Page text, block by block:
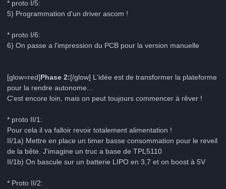
* proto I/5:
5) Programmation d'un driver ascom !
* proto I/6:
6) On passe a l'impression du PCB pour la version manuelle
[glow=red]Phase 2:[/glow] L'idée est de transformer la plateforme
pour la rendre autonome...
C'est encore loin, mais on peut toujours commencer à rêver !
* proto II/1:
Pour cela il va falloir revoir totalement alimentation !
II/1a) Mettre en place un timer basse consommation pour le reveil
de la bête. J'imagine un truc a base de TPL5110
II/1b) On bascule sur un batterie LIPO en 3,7 et on boost à 5V
* Proto II/2: